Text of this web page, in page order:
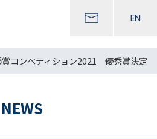
EN
コンペティション2021 優秀賞決定
NEWS